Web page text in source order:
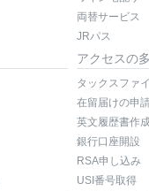
両替サービス
JRパス
アクセスの
タックスファ
在留届けの申
英文履歴書作
銀行口座開設
RSA申し込み
USI番号取得